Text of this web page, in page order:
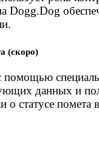
Dogg.Dog
(скоро)
помощью
данных и
о статусе помета